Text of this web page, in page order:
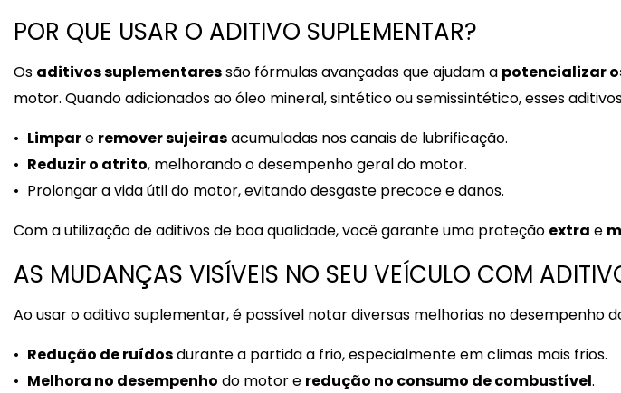
POR QUE USAR O ADITIVO SUPLEMENTAR?
Os aditivos suplementaressão fórmulas avançadas que ajudam a potencializar
motor. Quando adicionados ao óleo mineral, sintético ou semissintético, esses
Limpare remover sujeirasacumuladas nos canais de lubrificação.
Reduzir o atrito, melhorando o desempenho geral do motor.
Prolongar a vida útil do motor, evitando desgaste precoce e danos.
Com a utilização de aditivos de boa qualidade, você garante uma proteção extra e
AS MUDANÇAS VISÍVEIS NO SEU VEÍCULO COM
Ao usar o aditivo suplementar, é possível notar diversas melhorias no desempenho
Redução de ruídosdurante a partida a frio, especialmente em climas mais frios.
Melhora no desempenho do motor e redução no consumo de combustível.